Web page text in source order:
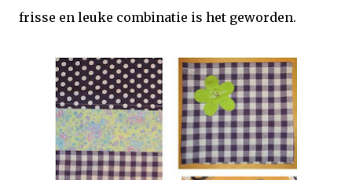
frisse en leuke combinatie is het geworden.